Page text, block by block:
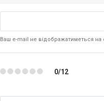
Ваш e-mail не відображатиметься на
0/12